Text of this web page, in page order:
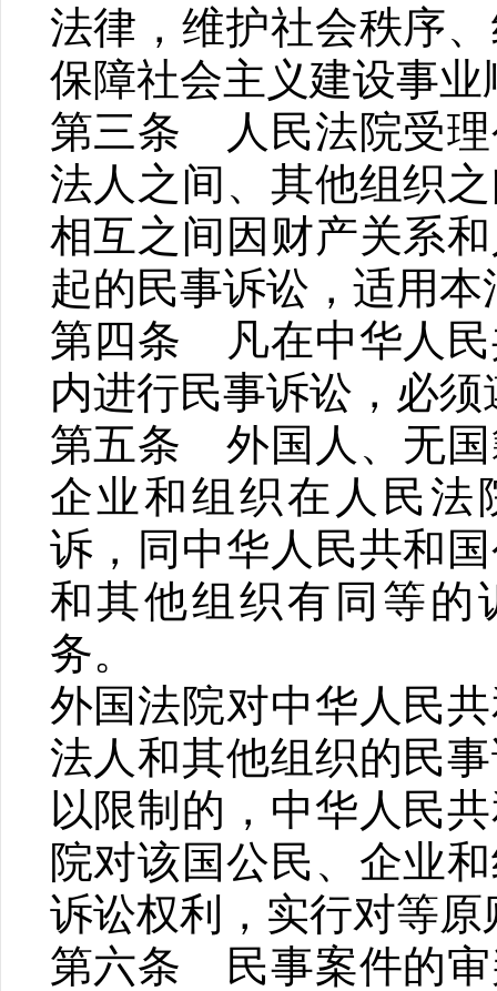
法律，维护社会秩序
保障社会主义建设事业
第三条 人民法院受理
法人之间、其他组织
相互之间因财产关系
起的民事诉讼，适用本
第四条 凡在中华人民
内进行民事诉讼，必
第五条 外国人、无国
企业和组织在人民法
诉，同中华人民共和
和其他组织有同等的
务。
外国法院对中华人民
法人和其他组织的民
以限制的，中华人民
院对该国公民、企业
诉讼权利，实行对等原
第六条 民事案件的审